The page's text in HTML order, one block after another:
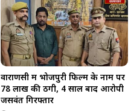
वाराणसी में भोजपुरी फिल्म के नाम पर
78 लाख की ठगी, 4 साल बाद आरोपी
जसवंत गिरफ्तार